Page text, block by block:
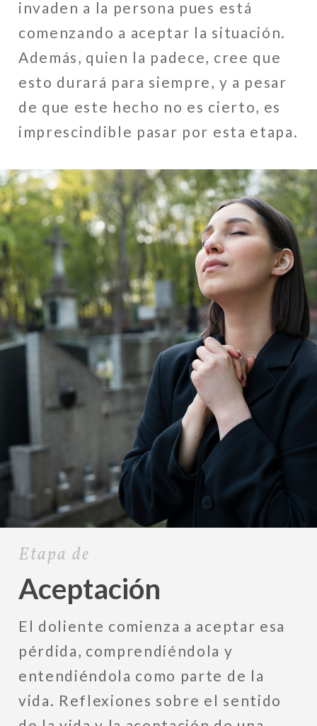
invaden a la persona pues está
comenzando a aceptar la situación.
Además, quien la padece, cree que
esto durará para siempre, y a pesar
de que este hecho no es cierto, es
imprescindible pasar por esta etapa.
Etapa de
Aceptación
El doliente comienza a aceptar esa
pérdida, comprendiéndola y
entendiéndola como parte de la
vida. Reflexiones sobre el sentido